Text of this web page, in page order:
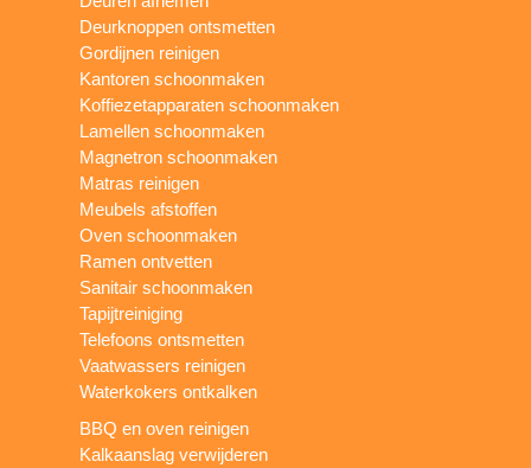
Deurknoppen ontsmetten
Gordijnen reinigen
Kantoren schoonmaken
Koffiezetapparaten schoonmaken
Lamellen schoonmaken
Magnetron schoonmaken
Matras reinigen
Meubels afstoffen
Oven schoonmaken
Ramen ontvetten
Sanitair schoonmaken
Tapijtreiniging
Telefoons ontsmetten
Vaatwassers reinigen
Waterkokers ontkalken
BBQ en oven reinigen
Kalkaanslag verwijderen